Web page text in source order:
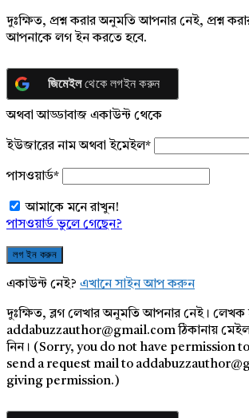
দুঃক্ষিত, প্রশ্ন করার অনুমতি আপনার নেই, প্রশ্ন
আপনাকে লগ ইন করতে হবে.
জিমেইলথেকে লগইন করুন
অথবা আড্ডাবাজ একাউন্ট থেকে
ইউজারের নাম অথবা ইমেইল*
পাসওয়ার্ড*
আমাকে মনে রাখুন!
পাসওয়ার্ড ভুলে গেছেন?
একাউন্ট নেই? এখানে সাইন আপ করুন
দুঃক্ষিত, ব্লগ লেখার অনুমতি আপনার নেই। লেখক
addabuzzauthor@gmail.com ঠিকানায় মেইল
নিন। (Sorry, you do not have permission
send a request mail to
giving permission.)